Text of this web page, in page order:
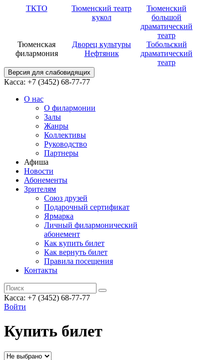
ТКТО
Тюменский театр
кукол
Тюменский
большой
драматический
театр
Тюменская
филармония
Дворец культуры
Нефтяник
Тобольский
драматический
театр
Версия для слабовидящих
Касса: +7 (3452) 68-77-77
О нас
О филармонии
Залы
Жанры
Коллективы
Руководство
Партнеры
Афиша
Новости
Абонементы
Зрителям
Союз друзей
Подарочный сертификат
Ярмарка
Личный филармонический
абонемент
Как купить билет
Как вернуть билет
Правила посещения
Контакты
Касса: +7 (3452) 68-77-77
Войти
Купить билет